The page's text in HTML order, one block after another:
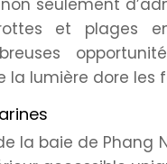
seulement
et plages
lumière dore les
la baie de Phang